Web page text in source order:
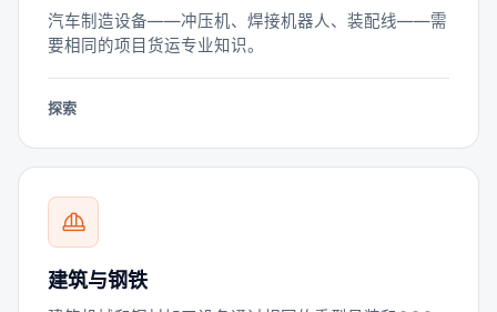
汽车制造设备——冲压机、焊接机器人、装配线——需
要相同的项目货运专业知识。
探索
建筑与钢铁